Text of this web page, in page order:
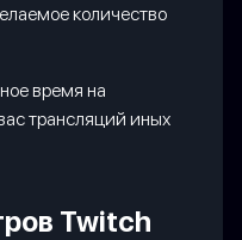
количество
время на
трансляций иных
Twitch